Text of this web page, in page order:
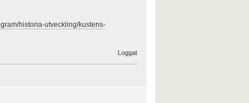
historia-utveckling/kustens-
Loggat